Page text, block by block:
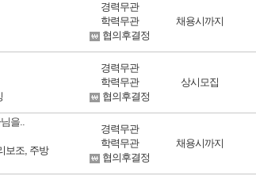
경력무관
학력무관
협의후결정
채용시까지
경력무관
학력무관
협의후결정
상시모집
을..
보조, 주방
경력무관
학력무관
협의후결정
채용시까지